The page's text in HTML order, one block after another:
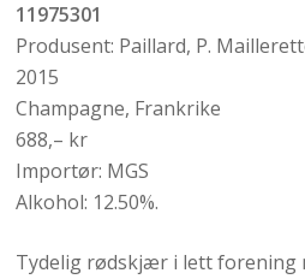
11975301
Produsent: Paillard, P.
2015
Champagne, Frankrike
688,– kr
Importør: MGS
Alkohol: 12.50%.
Tydelig rødskjær i lett forening